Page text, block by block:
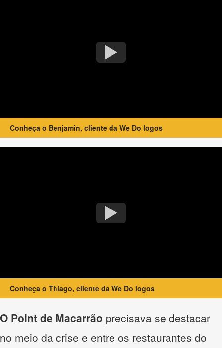
Conheça o Benjamin, cliente da We Do logos
Conheça o Thiago, cliente da We Do logos
O Point de Macarrão precisava se destacar
no meio da crise e entre os restaurantes do